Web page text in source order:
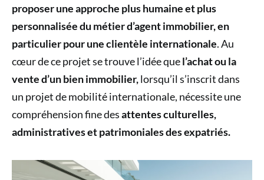
proposer une approche plus humaine et plus
personnalisée du métier d’agent immobilier, en
particulier pour une clientèle internationale. Au
cœur de ce projet se trouve l’idée quel’achat ou la
vente d’un bien immobilier,lorsqu’il s’inscrit dans
un projet de mobilité internationale, nécessite une
compréhension fine desattentes culturelles,
administratives et patrimoniales des expatriés.